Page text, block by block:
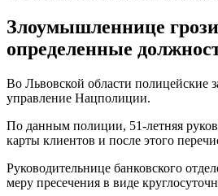
Злоумышленнице
определенные
Во Львовской области полицейские
управление Нацполиции.
По данным полиции, 51-летняя
карты клиентов и после этого
Руководительнице банковского
меру пресечения в виде